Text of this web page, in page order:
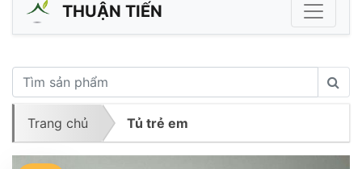
THUẬN TIẾN
Trang chủ Tủ trẻ em